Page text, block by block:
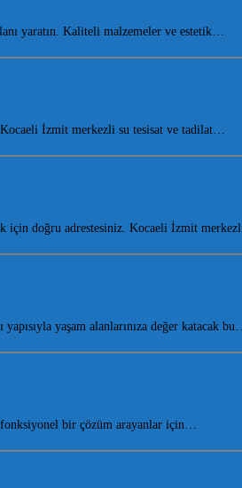
yaratın. Kaliteli malzemeler ve estetik…
İzmit merkezli su tesisat ve tadilat…
için doğru adrestesiniz. Kocaeli İzmit
yaşam alanlarınıza değer katacak bu…
bir çözüm arayanlar için…